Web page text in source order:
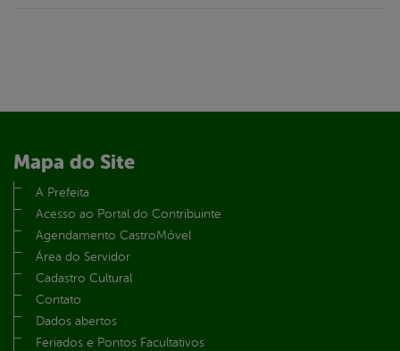
Mapa do Site
A Prefeita
Acesso ao Portal do Contribuinte
Agendamento CastroMóvel
Área do Servidor
Cadastro Cultural
Contato
Dados abertos
Feriados e Pontos Facultativos